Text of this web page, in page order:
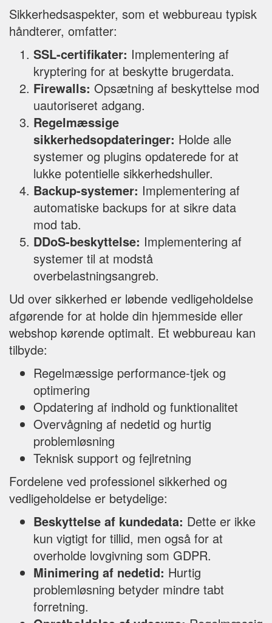
Sikkerhedsaspekter, som et webbureau typisk
håndterer, omfatter:
SSL-certifikater: Implementering af
kryptering for at beskytte brugerdata.
Firewalls: Opsætning af beskyttelse mod
uautoriseret adgang.
Regelmæssige
sikkerhedsopdateringer: Holde alle
systemer og plugins opdaterede for at
lukke potentielle sikkerhedshuller.
Backup-systemer: Implementering af
automatiske backups for at sikre data
mod tab.
DDoS-beskyttelse: Implementering af
systemer til at modstå
overbelastningsangreb.
Ud over sikkerhed er løbende vedligeholdelse
afgørende for at holde din hjemmeside eller
webshop kørende optimalt. Et webbureau kan
tilbyde:
Regelmæssige performance-tjek og
optimering
Opdatering af indhold og funktionalitet
Overvågning af nedetid og hurtig
problemløsning
Teknisk support og fejlretning
Fordelene ved professionel sikkerhed og
vedligeholdelse er betydelige:
Beskyttelse af kundedata: Dette er ikke
kun vigtigt for tillid, men også for at
overholde lovgivning som GDPR.
Minimering af nedetid: Hurtig
problemløsning betyder mindre tabt
forretning.